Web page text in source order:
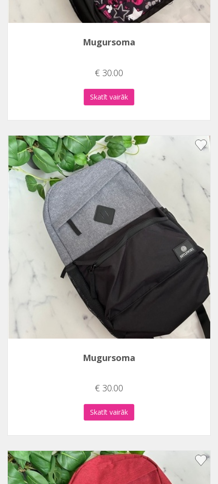
Mugursoma
€ 30.00
Skatīt vairāk
Mugursoma
€ 30.00
Skatīt vairāk